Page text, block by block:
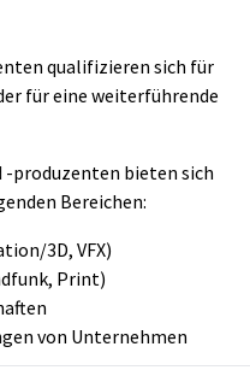
qualifizieren sich für
für eine weiterführende
-produzenten bieten sich
Bereichen:
3D, VFX)
Print)
von Unternehmen